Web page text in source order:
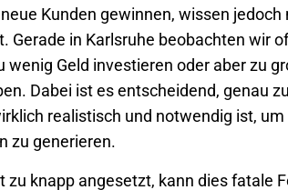
neue Kunden gewinnen, wissen
Gerade in Karlsruhe beobachten wir
wenig Geld investieren oder aber zu
Dabei ist es entscheidend, genau
realistisch und notwendig ist,
zu generieren.
zu knapp angesetzt, kann dies fatale